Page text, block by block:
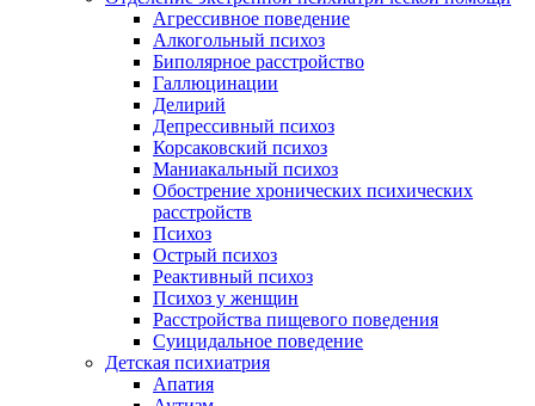
Агрессивное поведение
Алкогольный психоз
Биполярное расстройство
Галлюцинации
Делирий
Депрессивный психоз
Корсаковский психоз
Маниакальный психоз
Обострение хронических психических
расстройств
Психоз
Острый психоз
Реактивный психоз
Психоз у женщин
Расстройства пищевого поведения
Суицидальное поведение
Детская психиатрия
Апатия